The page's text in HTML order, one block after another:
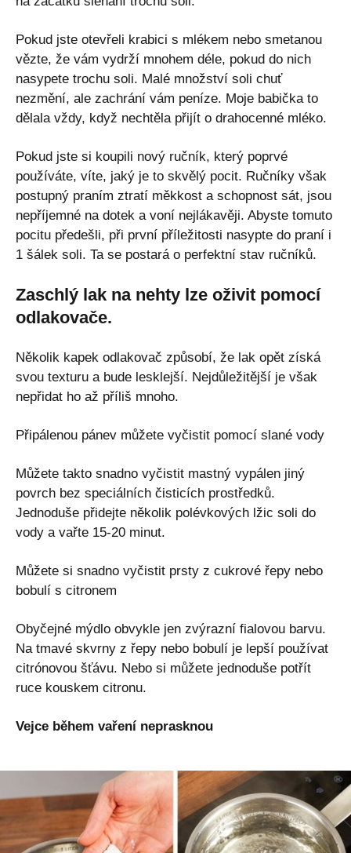
Pokud jste otevřeli krabici s mlékem nebo smetanou
vězte, že vám vydrží mnohem déle, pokud do nich
nasypete trochu soli. Malé množství soli chuť
nezmění, ale zachrání vám peníze. Moje babička to
dělala vždy, když nechtěla přijít o drahocenné mléko.
Pokud jste si koupili nový ručník, který poprvé
používáte, víte, jaký je to skvělý pocit. Ručníky však
postupný praním ztratí měkkost a schopnost sát, jsou
nepříjemné na dotek a voní nejlákavěji. Abyste tomuto
pocitu předešli, při první příležitosti nasypte do praní i
1 šálek soli. Ta se postará o perfektní stav ručníků.
Zaschlý lak na nehty lze oživit pomocí
odlakovače.
Několik kapek odlakovač způsobí, že lak opět získá
svou texturu a bude lesklejší. Nejdůležitější je však
nepřidat ho až příliš mnoho.
Připálenou pánev můžete vyčistit pomocí slané vody
Můžete takto snadno vyčistit mastný vypálen jiný
povrch bez speciálních čisticích prostředků.
Jednoduše přidejte několik polévkových lžic soli do
vody a vařte 15-20 minut.
Můžete si snadno vyčistit prsty z cukrové řepy nebo
bobulí s citronem
Obyčejné mýdlo obvykle jen zvýrazní fialovou barvu.
Na tmavé skvrny z řepy nebo bobulí je lepší používat
citrónovou šťávu. Nebo si můžete jednoduše potřít
ruce kouskem citronu.
Vejce během vaření neprasknou